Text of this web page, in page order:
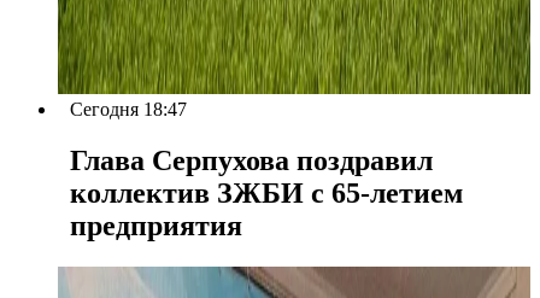
Сегодня 18:47
Глава Серпухова поздравил
коллектив ЗЖБИ с 65-летием
предприятия